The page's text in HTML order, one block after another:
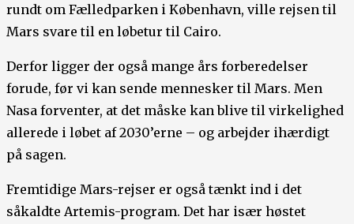
rundt om Fælledparken i København, ville rejsen til
Mars svare til en løbetur til Cairo.
Derfor ligger der også mange års forberedelser
forude, før vi kan sende mennesker til Mars. Men
Nasa forventer, at det måske kan blive til virkelighed
allerede i løbet af 2030’erne – og arbejder ihærdigt
på sagen.
Fremtidige Mars-rejser er også tænkt ind i det
såkaldte Artemis-program. Det har især høstet